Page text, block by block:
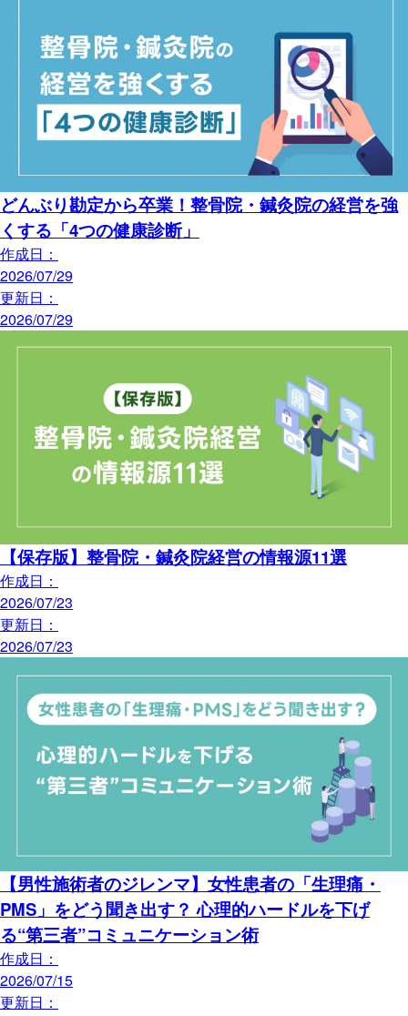
どんぶり勘定から卒業！整骨院・鍼灸院の経営を強
くする「4つの健康診断」
作成日：
2026/07/29
更新日：
2026/07/29
【保存版】整骨院・鍼灸院経営の情報源11選
作成日：
2026/07/23
更新日：
2026/07/23
【男性施術者のジレンマ】女性患者の「生理痛・
PMS」をどう聞き出す？ 心理的ハードルを下げ
る“第三者”コミュニケーション術
作成日：
2026/07/15
更新日：